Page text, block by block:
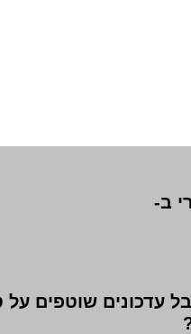
ב-
עדכונים שוטפים על